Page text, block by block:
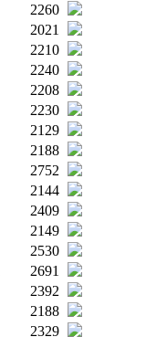
2260
2021
2210
2240
2208
2230
2129
2188
2752
2144
2409
2149
2530
2691
2392
2188
2329